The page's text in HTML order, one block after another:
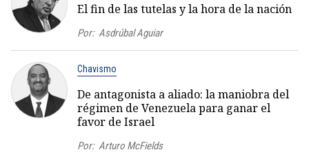
El fin de las tutelas y la hora de la nación
Por: Asdrúbal Aguiar
Chavismo
De antagonista a aliado: la maniobra del
régimen de Venezuela para ganar el
favor de Israel
Por: Arturo McFields